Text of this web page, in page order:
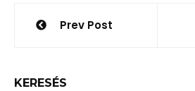
Bejegyzés
Prev Post
KERESÉS